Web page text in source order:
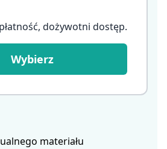
dożywotni dostęp.
Wybierz
materiału